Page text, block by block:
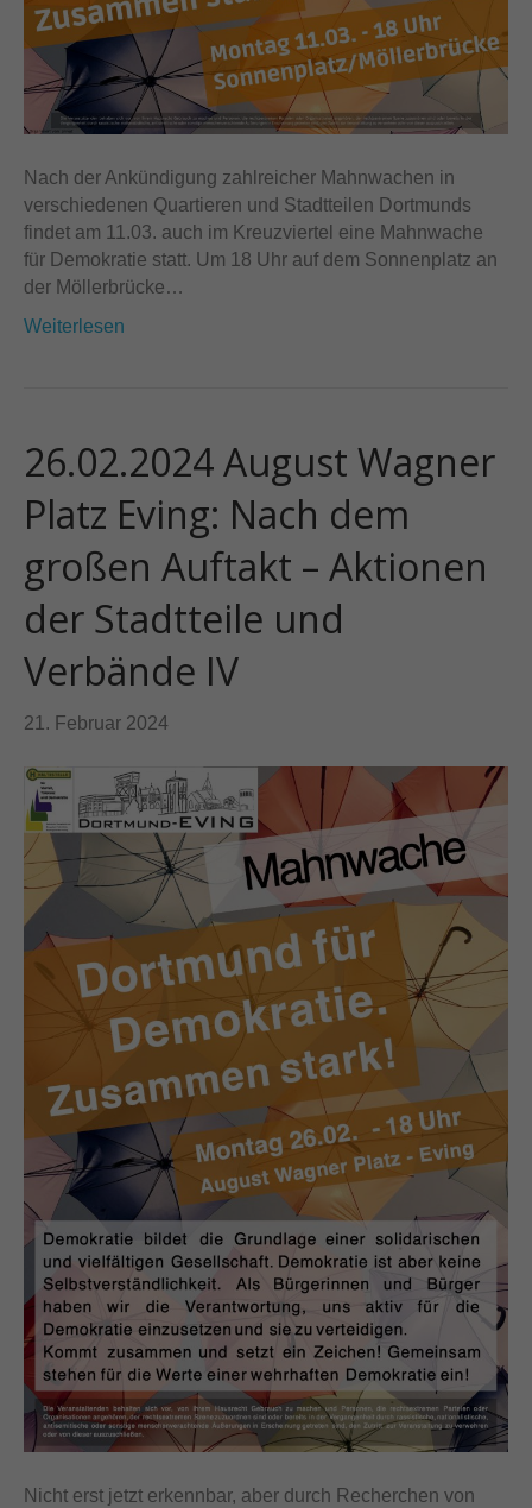
Nach der Ankündigung zahlreicher Mahnwachen in
verschiedenen Quartieren und Stadtteilen Dortmunds
findet am 11.03. auch im Kreuzviertel eine Mahnwache
für Demokratie statt. Um 18 Uhr auf dem Sonnenplatz an
der Möllerbrücke…
Weiterlesen
26.02.2024 August Wagner
Platz Eving: Nach dem
großen Auftakt – Aktionen
der Stadtteile und
Verbände IV
21. Februar 2024
Nicht erst jetzt erkennbar, aber durch Recherchen von